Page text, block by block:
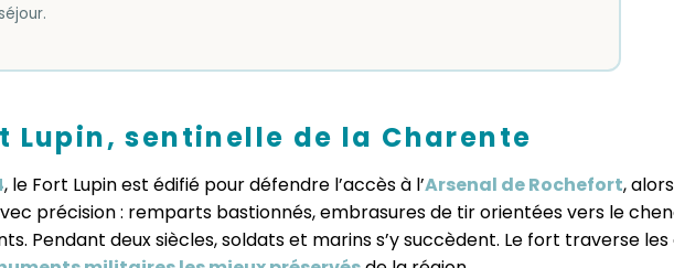
Lupin, sentinelle de la Charente
, le Fort Lupin est édifié pour défendre l’accès à l’Arsenal de Rochefort,
précision : remparts bastionnés, embrasures de tir orientées vers le
Pendant deux siècles, soldats et marins s’y succèdent. Le fort traverse